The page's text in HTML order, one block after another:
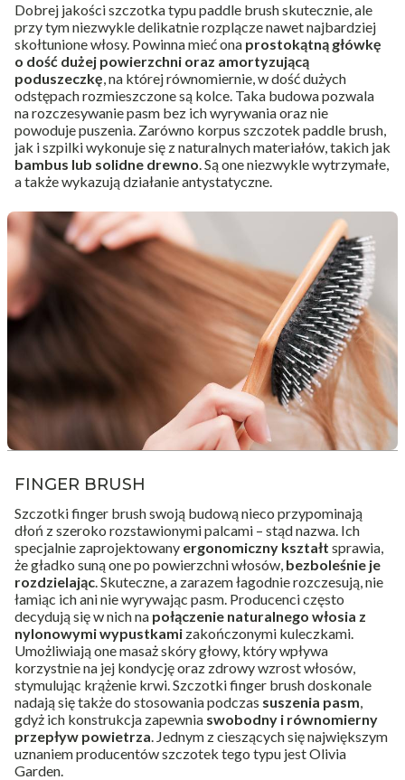
Dobrej jakości szczotka typupaddle brushskutecznie, ale
przy tym niezwykle delikatnie rozplącze nawet najbardziej
skołtunione włosy. Powinna mieć ona prostokątną główkę
o dość dużej powierzchni oraz amortyzującą
poduszeczkę, na której równomiernie, w dość dużych
odstępach rozmieszczone są kolce. Taka budowa pozwala
na rozczesywanie pasm bez ich wyrywania oraz nie
powoduje puszenia. Zarówno korpus szczotek paddle brush,
jak i szpilki wykonuje się z naturalnych materiałów, takich jak
bambus lub solidne drewno. Są one niezwykle wytrzymałe,
a także wykazują działanie antystatyczne.
FINGER BRUSH
Szczotkifinger brushswoją budową nieco przypominają
dłoń z szeroko rozstawionymi palcami – stąd nazwa. Ich
specjalnie zaprojektowany ergonomiczny kształt sprawia,
że gładko suną one po powierzchni włosów, bezboleśnie je
rozdzielając. Skuteczne, a zarazem łagodnie rozczesują, nie
łamiąc ich ani nie wyrywając pasm. Producenci często
decydują się w nich na połączenie naturalnego włosia z
nylonowymi wypustkami zakończonymi kuleczkami.
Umożliwiają one masaż skóry głowy, który wpływa
korzystnie na jej kondycję oraz zdrowy wzrost włosów,
stymulując krążenie krwi. Szczotki finger brush doskonale
nadają się także do stosowania podczas suszenia pasm,
gdyż ich konstrukcja zapewnia swobodny i równomierny
przepływ powietrza. Jednym z cieszących się największym
uznaniem producentów szczotek tego typu jestOlivia
Garden.